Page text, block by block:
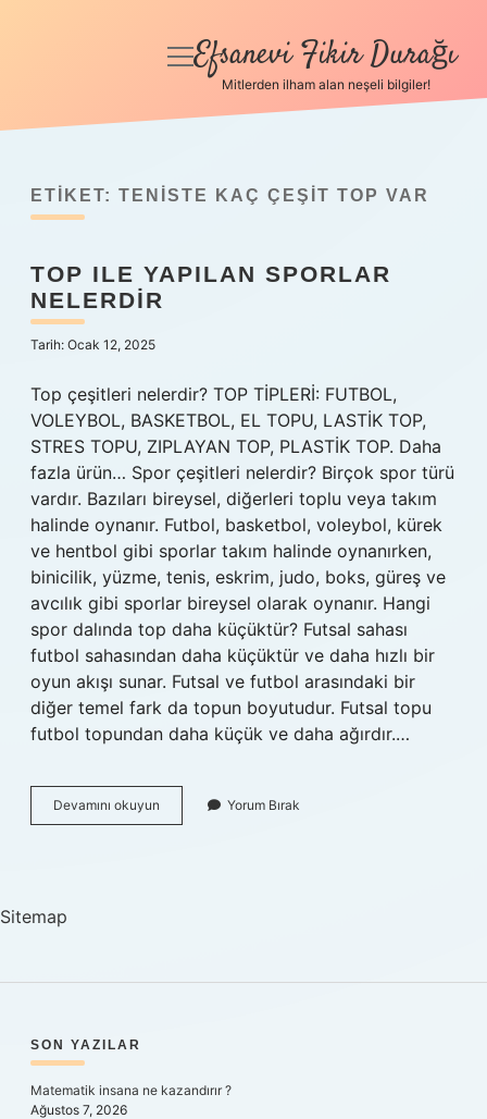
Anasayfa
Yasal Uyarı
Hakkımızda
menüyü
Efsanevi Fikir Durağı
Mitlerden ilham alan neşeli bilgiler!
ETIKET: TENISTE KAÇ ÇEŞIT TOP VAR
TOP ILE YAPILAN SPORLAR
NELERDIR
Tarih: Ocak 12, 2025
Top çeşitleri nelerdir? TOP TİPLERİ: FUTBOL,
VOLEYBOL, BASKETBOL, EL TOPU, LASTİK TOP,
STRES TOPU, ZIPLAYAN TOP, PLASTİK TOP. Daha
fazla ürün… Spor çeşitleri nelerdir? Birçok spor türü
vardır. Bazıları bireysel, diğerleri toplu veya takım
halinde oynanır. Futbol, ​​basketbol, ​​voleybol, kürek
ve hentbol gibi sporlar takım halinde oynanırken,
binicilik, yüzme, tenis, eskrim, judo, boks, güreş ve
avcılık gibi sporlar bireysel olarak oynanır. Hangi
spor dalında top daha küçüktür? Futsal sahası
futbol sahasından daha küçüktür ve daha hızlı bir
oyun akışı sunar. Futsal ve futbol arasındaki bir
diğer temel fark da topun boyutudur. Futsal topu
futbol topundan daha küçük ve daha ağırdır.…
Devamını okuyun
Ile
Yorum Bırak
Sitemap
SIDEBAR
SON YAZILAR
Matematik insana ne kazandırır ?
Ağustos 7, 2026